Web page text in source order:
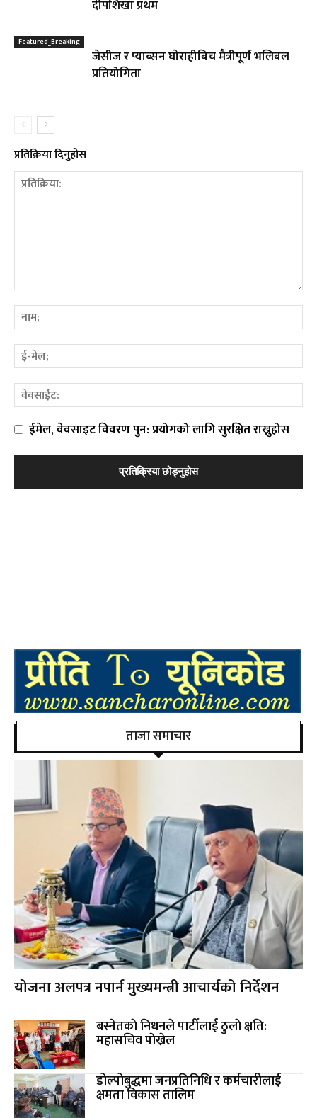
दीपशिखा प्रथम
Featured_Breaking
जेसीज र प्याब्सन घाेराहीबिच मैत्रीपूर्ण भलिबल
प्रतियोगिता
प्रतिक्रिया दिनुहोस
ईमेल, वेवसाइट विवरण पुन: प्रयोगको लागि सुरक्षित राख्नुहोस
ताजा समाचार
योजना अलपत्र नपार्न मुख्यमन्त्री आचार्यको निर्देशन
बस्नेतकाे निधनले पार्टीलाई ठुलाे क्षति:
महासचिव पाेख्रेल
डोल्पोबुद्धमा जनप्रतिनिधि र कर्मचारीलाई
क्षमता विकास तालिम